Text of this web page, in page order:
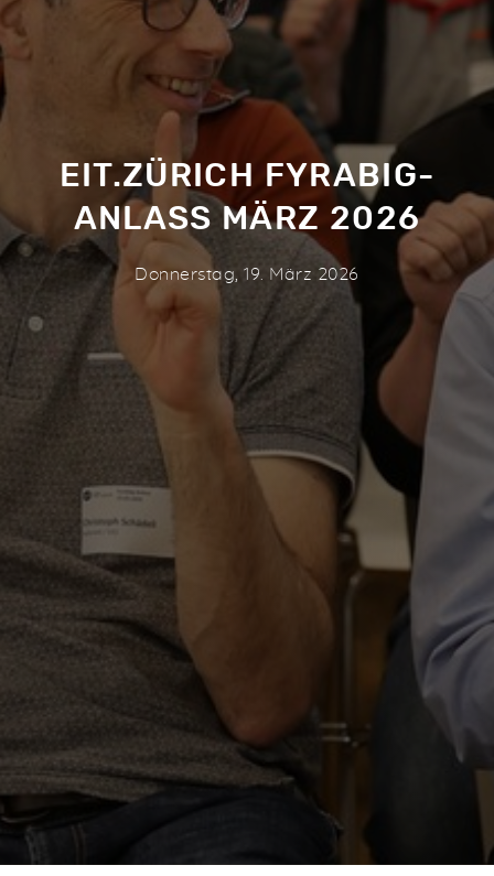
EIT.ZÜRICH FYRABIG-
ANLASS MÄRZ 2026
Donnerstag, 19. März 2026